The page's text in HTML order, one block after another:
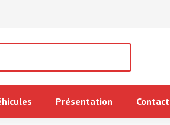
Présentation Contact